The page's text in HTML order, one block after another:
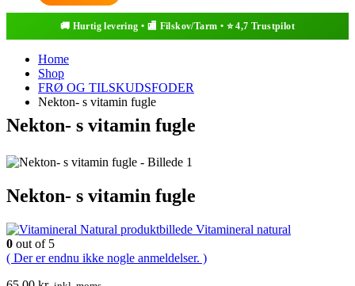
Home
Shop
FRØ OG TILSKUDSFODER
Nekton- s vitamin fugle
Nekton- s vitamin fugle
Nekton- s vitamin fugle
Vitamineral natural
0 out of 5
( Der er endnu ikke nogle anmeldelser. )